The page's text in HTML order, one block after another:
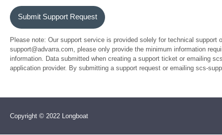
Submit Support Request
Please note: Our support service is provided solely for technical
support@advarra.com, please only provide the minimum information
information. Data submitted when creating a support ticket or emailing
application provider. By submitting a support request or emailing scs-
Copyright © 2022 Longboat